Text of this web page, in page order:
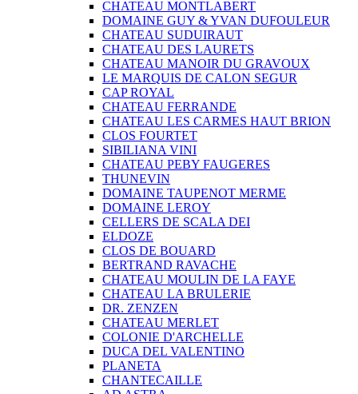
CHATEAU MONTLABERT
DOMAINE GUY & YVAN DUFOULEUR
CHATEAU SUDUIRAUT
CHATEAU DES LAURETS
CHATEAU MANOIR DU GRAVOUX
LE MARQUIS DE CALON SEGUR
CAP ROYAL
CHATEAU FERRANDE
CHATEAU LES CARMES HAUT BRION
CLOS FOURTET
SIBILIANA VINI
CHATEAU PEBY FAUGERES
THUNEVIN
DOMAINE TAUPENOT MERME
DOMAINE LEROY
CELLERS DE SCALA DEI
ELDOZE
CLOS DE BOUARD
BERTRAND RAVACHE
CHATEAU MOULIN DE LA FAYE
CHATEAU LA BRULERIE
DR. ZENZEN
CHATEAU MERLET
COLONIE D'ARCHELLE
DUCA DEL VALENTINO
PLANETA
CHANTECAILLE